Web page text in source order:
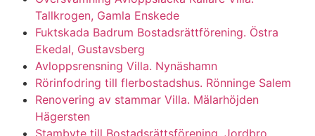
Tallkrogen, Gamla Enskede
Fuktskada Badrum Bostadsrättförening. Östra
Ekedal, Gustavsberg
Avloppsrensning Villa. Nynäshamn
Rörinfodring till flerbostadshus. Rönninge Salem
Renovering av stammar Villa. Mälarhöjden
Hägersten
Stambyte till Bostadsrättsförening. Jordbro